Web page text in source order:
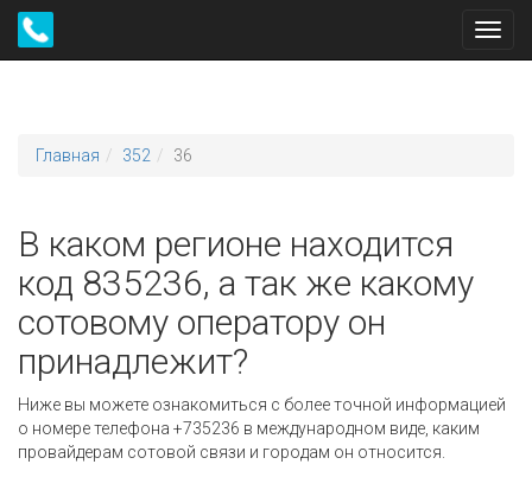
Главная 352 36
В каком регионе находится
код 835236, а так же какому
сотовому оператору он
принадлежит?
Ниже вы можете ознакомиться с более точной информацией
о номере телефона +735236 в международном виде, каким
провайдерам сотовой связи и городам он относится.